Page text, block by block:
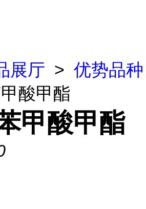
展厅 > 优势品种
酸甲酯
甲酸甲酯